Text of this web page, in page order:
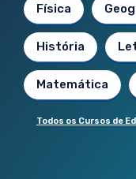
Física
História
Matemática
Todos os Cursos de